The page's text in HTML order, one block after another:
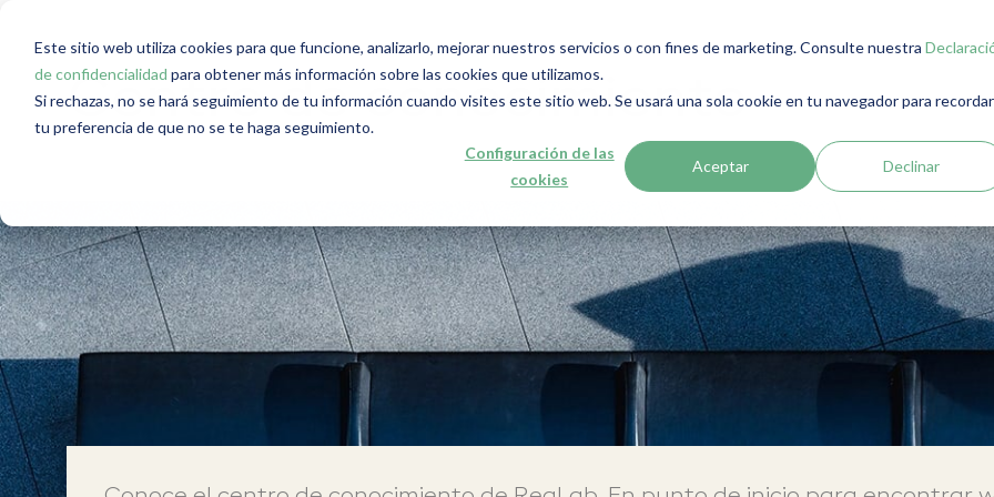
Este sitio web utiliza cookies para que funcione, analizarlo, mejorar nuestros servicios o con fines de marketing. Consulte nuestra
de confidencialidad para obtener más información sobre las cookies que utilizamos.
Si rechazas, no se hará seguimiento de tu información cuando visites este sitio web. Se usará una sola cookie en tu navegador para recordar
tu preferencia de que no se te haga seguimiento.
Configuración de las
cookies
Aceptar Declinar
Centro de conocimiento